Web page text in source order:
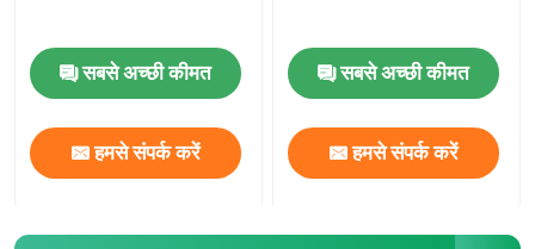
सबसे अच्छी कीमत
हमसे संपर्क करें
सबसे अच्छी कीमत
हमसे संपर्क करें